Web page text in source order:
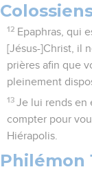
12 Epaphras, qui
[Jésus-]Christ, il
prières afin que
pleinement
13 Je lui rends en
compter pour
Hiérapolis.
Philémon